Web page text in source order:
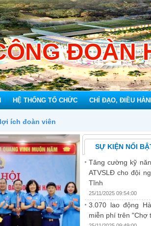
ĐOÀN
HỆ THỐNG TỔ CHỨC CHỈ ĐẠO, ĐIỀU
SỰ KIỆN NỔI
Tăng cường kỹ
ATVSLĐ cho đội
Tĩnh
25/11/2025 09:54:00
3.070 lao động
miễn phí trên "Chợ